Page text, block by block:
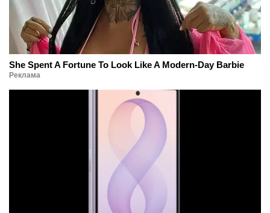
She Spent A Fortune To Look Like A Modern-Day Barbie
Реклама